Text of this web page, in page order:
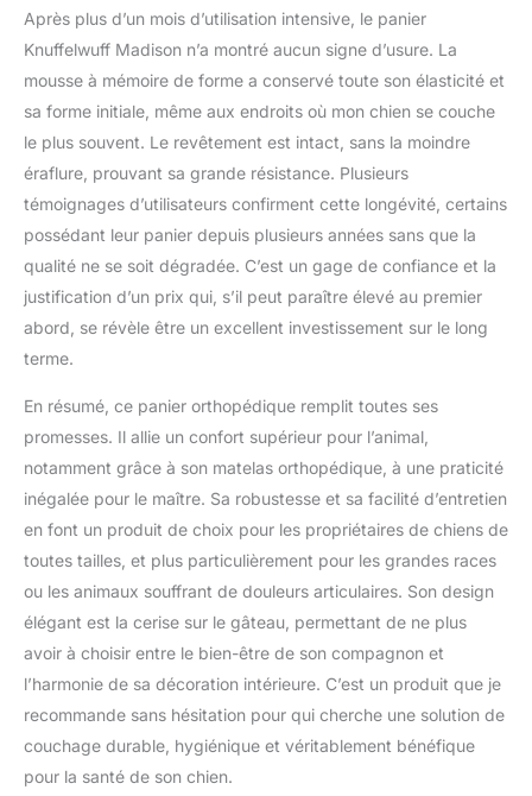
Après plus d’un mois d’utilisation intensive, le panier
Knuffelwuff Madison n’a montré aucun signe d’usure. La
mousse à mémoire de forme a conservé toute son élasticité et
sa forme initiale, même aux endroits où mon chien se couche
le plus souvent. Le revêtement est intact, sans la moindre
éraflure, prouvant sa grande résistance. Plusieurs
témoignages d’utilisateurs confirment cette longévité, certains
possédant leur panier depuis plusieurs années sans que la
qualité ne se soit dégradée. C’est un gage de confiance et la
justification d’un prix qui, s’il peut paraître élevé au premier
abord, se révèle être un excellent investissement sur le long
terme.
En résumé, ce panier orthopédique remplit toutes ses
promesses. Il allie un confort supérieur pour l’animal,
notamment grâce à son matelas orthopédique, à une praticité
inégalée pour le maître. Sa robustesse et sa facilité d’entretien
en font un produit de choix pour les propriétaires de chiens de
toutes tailles, et plus particulièrement pour les grandes races
ou les animaux souffrant de douleurs articulaires. Son design
élégant est la cerise sur le gâteau, permettant de ne plus
avoir à choisir entre le bien-être de son compagnon et
l’harmonie de sa décoration intérieure. C’est un produit que je
recommande sans hésitation pour qui cherche une solution de
couchage durable, hygiénique et véritablement bénéfique
pour la santé de son chien.